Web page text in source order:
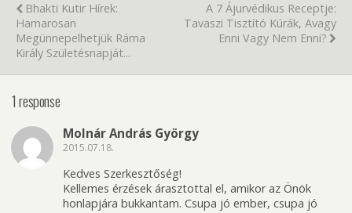
Bhakti Kutir Hírek:
Hamarosan
Megünnepelhetjük Ráma
Király Születésnapját...
A 7 Ájurvédikus Receptje:
Tavaszi Tisztító Kúrák, Avagy
Enni Vagy Nem Enni?
1 response
Molnár András György
2015.07.18.
Kedves Szerkesztőség!
Kellemes érzések árasztottal el, amikor az Önök
honlapjára bukkantam. Csupa jó ember, csupa jó